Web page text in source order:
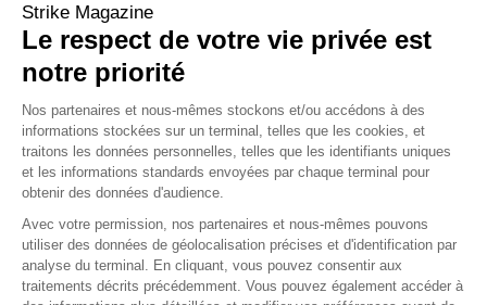
C’est la performance de l’indice CAC Small depuis le 1er janvier
2025, alors que le CAC affiche lui une hausse de 7 %. Les petites
et moyennes entreprises jouissent du plan allemand Merz et
sont peu exposées à la guerre commerciale.
Source : Zonebourse
C’est le nombre de jours que devraient durer la suspension des
droits de douanes punitifs mis en place par les États-Unis et la
Chine. Cette trêve a pris effet le 14 mai.
Source : Bloomberg
Strike Magazine
Le respect de votre vie privée est
notre priorité
Nos partenaires et nous-mêmes stockons et/ou accédons à des
informations stockées sur un terminal, telles que les cookies, et
traitons les données personnelles, telles que les identifiants uniques
et les informations standards envoyées par chaque terminal pour
obtenir des données d'audience.
Avec votre permission, nos partenaires et nous-mêmes pouvons
utiliser des données de géolocalisation précises et d'identification par
analyse du terminal. En cliquant, vous pouvez consentir aux
traitements décrits précédemment. Vous pouvez également accéder à